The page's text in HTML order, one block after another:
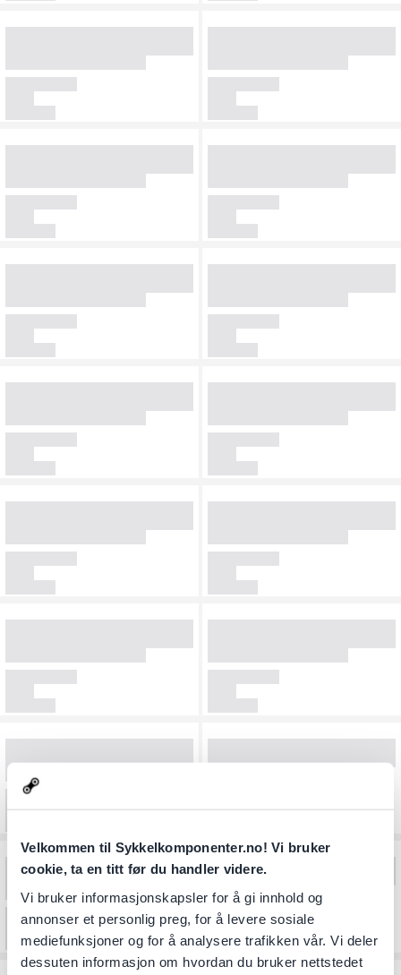
Velkommen til Sykkelkomponenter.no! Vi bruker
cookie, ta en titt før du handler videre.
Vi bruker informasjonskapsler for å gi innhold og
annonser et personlig preg, for å levere sosiale
mediefunksjoner og for å analysere trafikken vår. Vi deler
dessuten informasjon om hvordan du bruker nettstedet